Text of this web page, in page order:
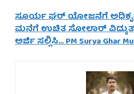
ಸೂರ್ಯ ಘರ್ ಯೋಜನೆಗೆ
ಮನೆಗೆ ಉಚಿತ ಸೋಲಾರ್
ಅರ್ಜಿ ಸಲ್ಲಿಸಿ… PM Surya Ghar